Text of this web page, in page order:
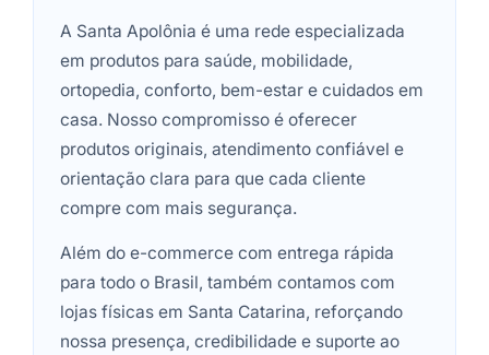
A Santa Apolônia é uma rede especializada
em produtos para saúde, mobilidade,
ortopedia, conforto, bem-estar e cuidados em
casa. Nosso compromisso é oferecer
produtos originais, atendimento confiável e
orientação clara para que cada cliente
compre com mais segurança.
Além do e-commerce com entrega rápida
para todo o Brasil, também contamos com
lojas físicas em Santa Catarina, reforçando
nossa presença, credibilidade e suporte ao